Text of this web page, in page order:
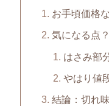
お手頃価格
気になる点
はさみ部
やはり値
結論：切れ